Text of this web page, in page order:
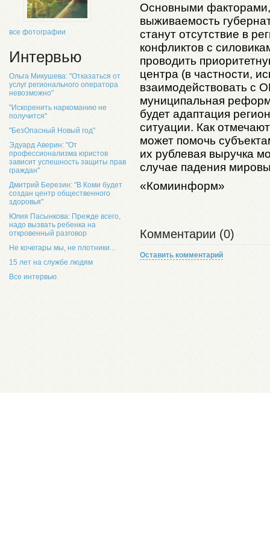
все фотографии
Интервью
Ольга Микушева: "Отказаться от
услуг регионального оператора
невозможно"
"Искоренить наркоманию не
получится"
"БезОпасный Новый год"
Эдуард Аверин: "От
профессионализма юристов
зависит успешность защиты прав
граждан"
Дмитрий Березин: "В Коми будет
создан центр общественного
здоровья"
Юлия Пасынкова: Прежде всего,
надо вызвать ребенка на
откровенный разговор
Не кочегары мы, не плотники...
15 лет на службе людям
Все интервью
Основными
выживаемость
станут отсутствие в
конфликтов с
проводить
центра (в частности,
взаимодействовать с
муниципальная
будет адаптация
ситуации. Как
может помочь
их рублевая выручка
случае падения
«Комиинформ»
Комментарии (0)
Оставить комментарий